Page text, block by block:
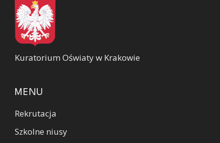
Kuratorium Oświaty w Krakowie
MENU
Rekrutacja
Szkolne niusy